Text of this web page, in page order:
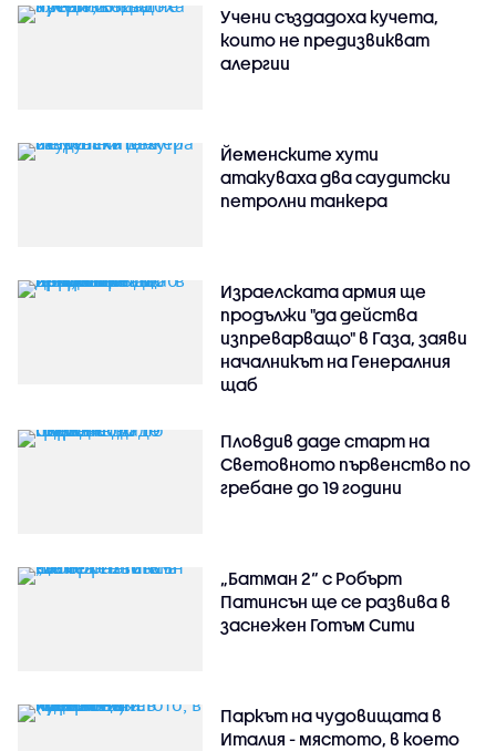
Учени създадоха кучета,
които не предизвикват
алергии
Йеменските хути
атакуваха два саудитски
петролни танкера
Израелската армия ще
продължи "да действа
изпреварващо" в Газа, заяви
началникът на Генералния
щаб
Пловдив даде старт на
Световното първенство по
гребане до 19 години
„Батман 2“ с Робърт
Патинсън ще се развива в
заснежен Готъм Сити
Паркът на чудовищата в
Италия - мястото, в което